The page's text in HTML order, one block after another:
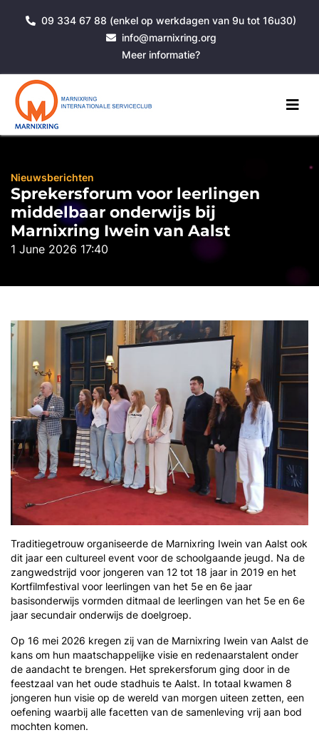
09 334 67 88 (enkel op werkdagen van 9u tot 16u30)
info@marnixring.org
Meer informatie?
Nieuwsberichten
Sprekersforum voor leerlingen
middelbaar onderwijs bij
Marnixring Iwein van Aalst
1 June 2026 17:40
Traditiegetrouw organiseerde de Marnixring Iwein van Aalst ook
dit jaar een cultureel event voor de schoolgaande jeugd. Na de
zangwedstrijd voor jongeren van 12 tot 18 jaar in 2019 en het
Kortfilmfestival voor leerlingen van het 5e en 6e jaar
basisonderwijs vormden ditmaal de leerlingen van het 5e en 6e
jaar secundair onderwijs de doelgroep.
Op 16 mei 2026 kregen zij van de Marnixring Iwein van Aalst de
kans om hun maatschappelijke visie en redenaarstalent onder
de aandacht te brengen. Het sprekersforum ging door in de
feestzaal van het oude stadhuis te Aalst. In totaal kwamen 8
jongeren hun visie op de wereld van morgen uiteen zetten, een
oefening waarbij alle facetten van de samenleving vrij aan bod
mochten komen.